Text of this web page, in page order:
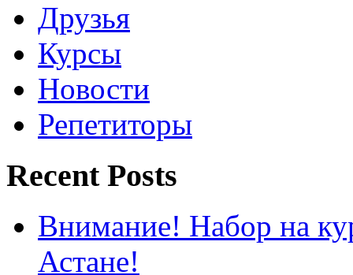
Друзья
Курсы
Новости
Репетиторы
Recent Posts
Внимание! Набор на
Астане!